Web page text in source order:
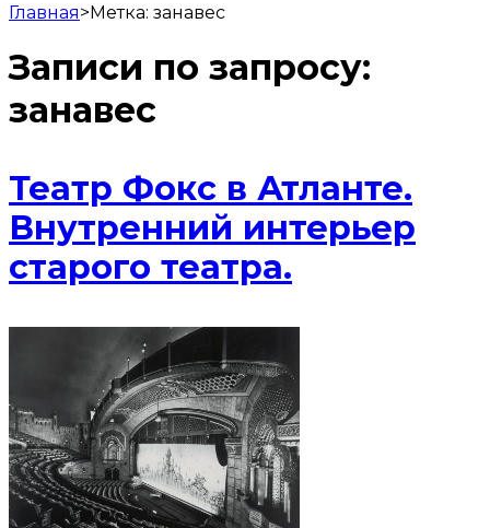
Главная>Метка: занавес
Записи по запросу:
занавес
Театр Фокс в Атланте.
Внутренний интерьер
старого театра.